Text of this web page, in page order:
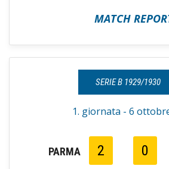
MATCH
SERIE B 1929/1930
1. giornata - 6
PARMA 2 0